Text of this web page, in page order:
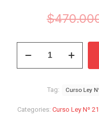
$
Ley
quantity
Categories: Curso Ley Nº
Tag: Curso Ley